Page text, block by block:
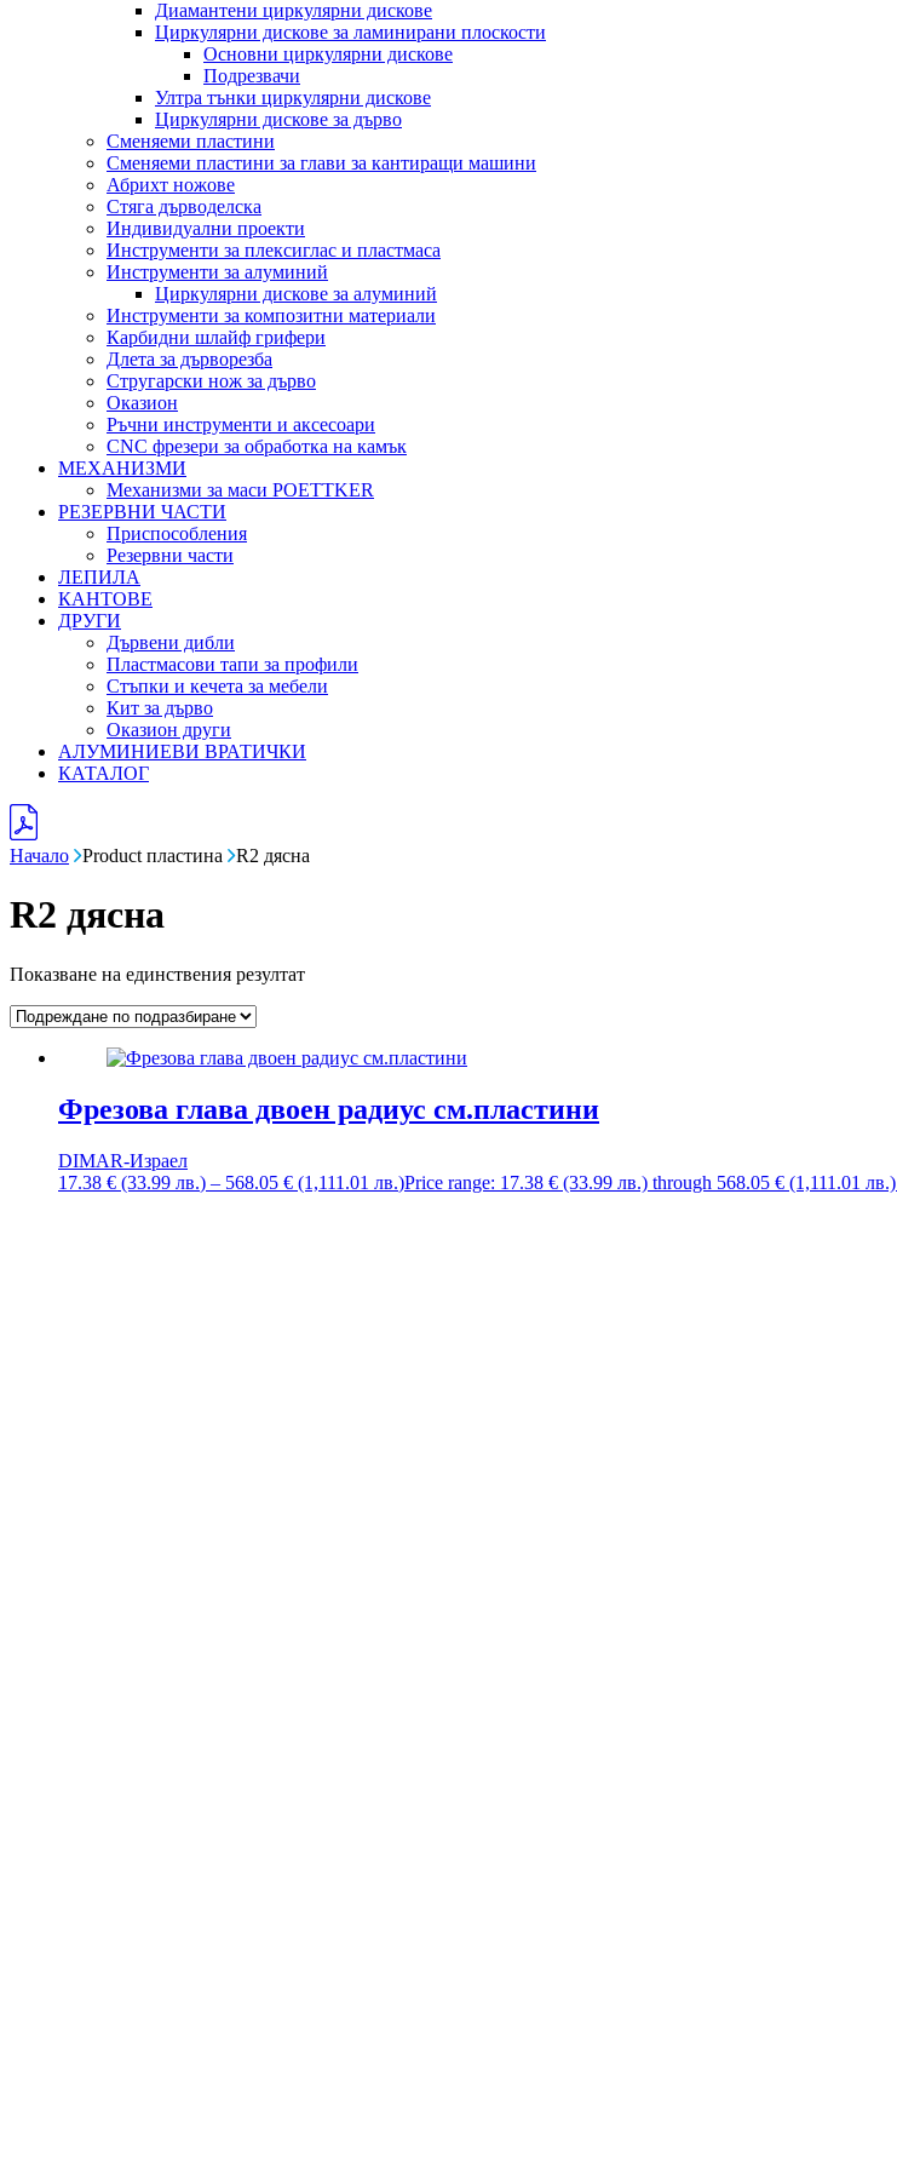
Диамантени циркулярни дискове
Циркулярни дискове за ламинирани плоскости
Основни циркулярни дискове
Подрезвачи
Ултра тънки циркулярни дискове
Циркулярни дискове за дърво
Сменяеми пластини
Сменяеми пластини за глави за кантиращи машини
Абрихт ножове
Стяга дърводелска
Индивидуални проекти
Инструменти за плексиглас и пластмаса
Инструменти за алуминий
Циркулярни дискове за алуминий
Инструменти за композитни материали
Карбидни шлайф грифери
Длета за дърворезба
Стругарски нож за дърво
Оказион
Ръчни инструменти и аксесоари
CNC фрезери за обработка на камък
МЕХАНИЗМИ
Механизми за маси POETTKER
РЕЗЕРВНИ ЧАСТИ
Приспособления
Резервни части
ЛЕПИЛА
КАНТОВЕ
ДРУГИ
Дървени дибли
Пластмасови тапи за профили
Стъпки и кечета за мебели
Кит за дърво
Оказион други
АЛУМИНИЕВИ ВРАТИЧКИ
КАТАЛОГ
Начало Product пластина R2 дясна
R2 дясна
Показване на единствения резултат
Фрезова глава двоен радиус см.пластини
DIMAR-Израел
17.38 € (33.99 лв.) – 568.05 € (1,111.01 лв.)Price range: 17.38 € (33.99 лв.) through 568.05 € (1,111.01 лв.)